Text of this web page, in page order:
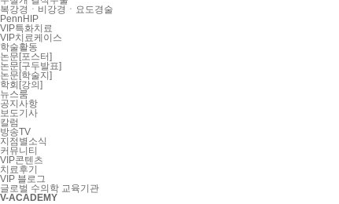
복강경ㆍ비강경ㆍ요도경술
PennHIP
VIP특화치료
VIP치료케이스
학술활동
논문[포스터]
논문[구두발표]
논문[학술지]
학회[강의]
뉴스룸
공지사항
보도기사
칼럼
방송TV
지점별소식
커뮤니티
VIP콘텐츠
치료후기
VIP 블로그
글로벌 수의학 교육기관
V-ACADEMY